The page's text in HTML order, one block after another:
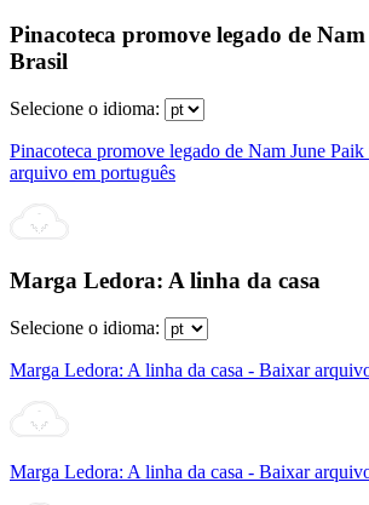
Pinacoteca promove legado de
Brasil
Selecione o idioma:
Pinacoteca promove legado de Nam June
arquivo em português
Marga Ledora: A linha da casa
Selecione o idioma:
Marga Ledora: A linha da casa - Baixar
Marga Ledora: A linha da casa - Baixar